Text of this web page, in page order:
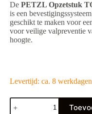
De PETZL Opzetstuk
is een
geschikt te maken voor
voor veilige valpreventie
hoogte.
Levertijd: ca. 8 werkdagen
PETZL
Opzetstuk